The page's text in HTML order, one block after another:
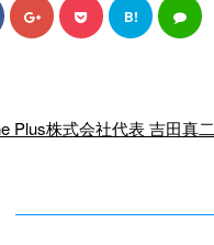
B!
Plus株式会社代表 吉田真二